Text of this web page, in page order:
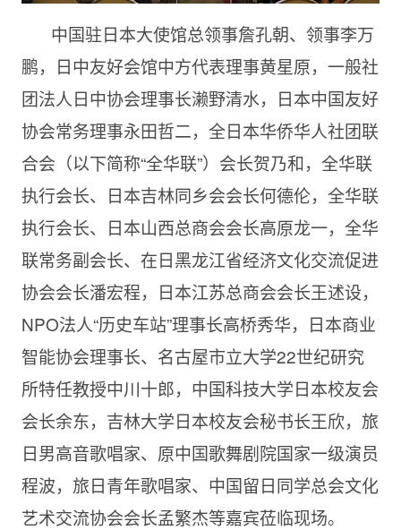
中国驻日本大使馆总领事詹孔朝、领事李万
鹏，日中友好会馆中方代表理事黄星原，一般社
团法人日中协会理事长濑野清水，日本中国友好
协会常务理事永田哲二，全日本华侨华人社团联
合会（以下简称“全华联”）会长贺乃和，全华联
执行会长、日本吉林同乡会会长何德伦，全华联
执行会长、日本山西总商会会长高原龙一，全华
联常务副会长、在日黑龙江省经济文化交流促进
协会会长潘宏程，日本江苏总商会会长王述设，
NPO法人“历史车站”理事长高桥秀华，日本商业
智能协会理事长、名古屋市立大学22世纪研究
所特任教授中川十郎，中国科技大学日本校友会
会长余东，吉林大学日本校友会秘书长王欣，旅
日男高音歌唱家、原中国歌舞剧院国家一级演员
程波，旅日青年歌唱家、中国留日同学总会文化
艺术交流协会会长孟繁杰等嘉宾莅临现场。